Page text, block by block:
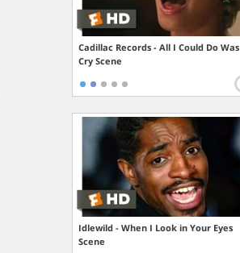
Cadillac Records - All I Could Do Was
Cry Scene
Idlewild - When I Look in Your Eyes
Scene